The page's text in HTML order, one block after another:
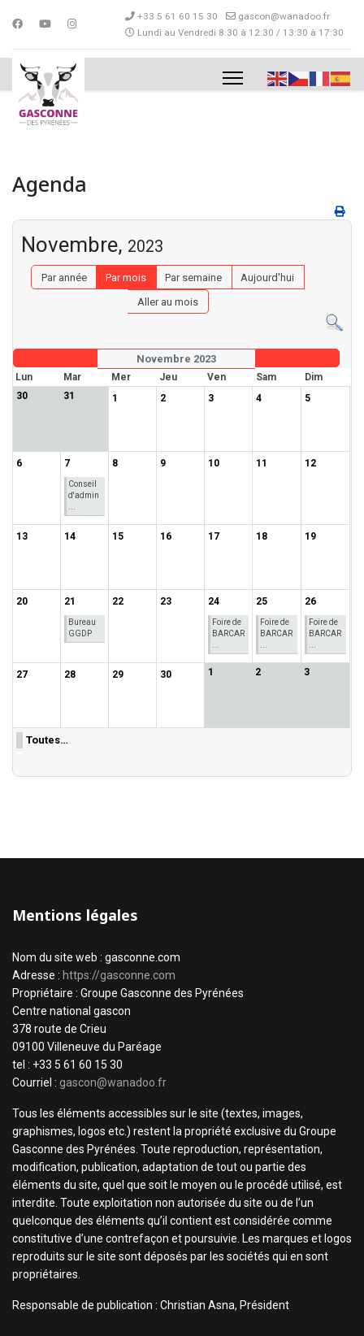
+33 5 61 60 15 30
gascon@wanadoo.fr
Lundi au Vendredi 8:30 à 12:30 / 13:30 à 17:30
Agenda
Novembre, 2023
Par année Par mois Par semaine
Aujourd'hui
Aller au mois
Novembre 2023
Lun Mar Mer Jeu Ven Sam
Dim
30
31 1 2 3 4 5
6 7
Conseil
d'admin
8 9 10 11 12
13 14 15 16 17 18 19
20 21
Bureau
GGDP
22 23 24
Foire de
BARCAR
25
Foire de
BARCAR
26
Foire de
BARCAR
27 28 29 30 1 2 3
Toutes…
Mentions légales
Nom du site web : gasconne.com
Adresse : https://gasconne.com
Propriétaire : Groupe Gasconne des Pyrénées
Centre national gascon
378 route de Crieu
09100 Villeneuve du Paréage
tel : +33 5 61 60 15 30
Courriel : gascon@wanadoo.fr
Tous les éléments accessibles sur le site (textes, images,
graphismes, logos etc.) restent la propriété exclusive du Groupe
Gasconne des Pyrénées. Toute reproduction, représentation,
modification, publication, adaptation de tout ou partie des
éléments du site, quel que soit le moyen ou le procédé utilisé, est
interdite. Toute exploitation non autorisée du site ou de l’un
quelconque des éléments qu’il contient est considérée comme
constitutive d’une contrefaçon et poursuivie. Les marques et logos
reproduits sur le site sont déposés par les sociétés qui en sont
propriétaires.
Responsable de publication : Christian Asna, Président